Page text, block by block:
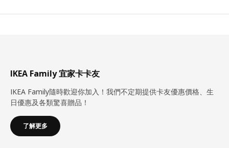
IKEA Family 宜家卡卡友
IKEA Family隨時歡迎你加入！我們不定期提供卡友優惠價格、生
日優惠及各類驚喜贈品！
了解更多